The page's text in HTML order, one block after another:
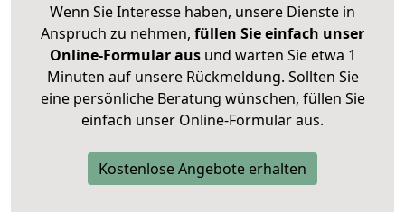
Wenn Sie Interesse haben, unsere Dienste in
Anspruch zu nehmen, füllen Sie einfach unser
Online-Formular ausund warten Sie etwa 1
Minuten auf unsere Rückmeldung. Sollten Sie
eine persönliche Beratung wünschen, füllen Sie
einfach unser Online-Formular aus.
Kostenlose Angebote erhalten